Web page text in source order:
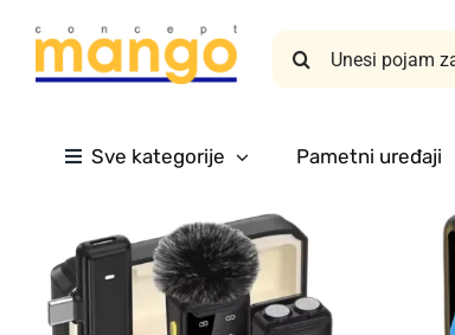
content
Search
Sve kategorije Pametni uređaji